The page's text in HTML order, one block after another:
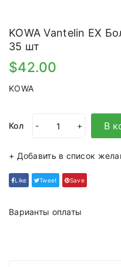
KOWA Vantelin EX
35 шт
$42.00
KOWA
Кол - + В
+ Добавить в список
Like Tweet Save
Варианты оплаты